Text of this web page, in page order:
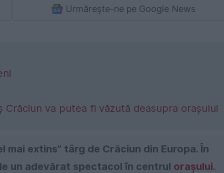
Urmărește-ne pe Google News
Crăciun va putea fi văzută deasupra orașului
extins” târg de Crăciun din Europa. În
un adevărat spectacol în centrul orașului.